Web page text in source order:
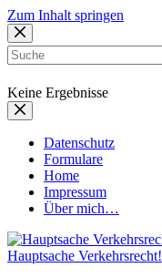
Zum Inhalt springen
Keine Ergebnisse
Datenschutz
Formulare
Home
Impressum
Über mich…
Hauptsache Verkehrsrecht!